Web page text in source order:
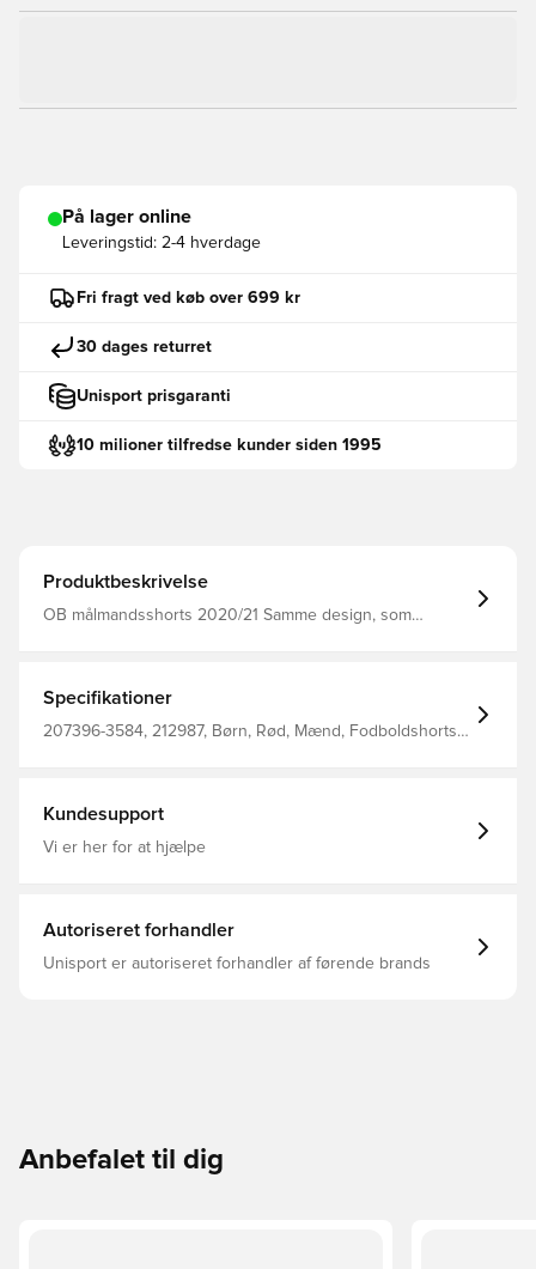
På lager online
Leveringstid: 2-4 hverdage
Fri fragt ved køb over 699 kr
30 dages returret
Unisport prisgaranti
10 milioner tilfredse kunder siden 1995
Produktbeskrivelse
OB målmandsshorts 2020/21 Samme design, som
Specifikationer
207396-3584, 212987, Børn, Rød, Mænd, Fodboldshorts,
Kundesupport
Vi er her for at hjælpe
Autoriseret forhandler
Unisport er autoriseret forhandler af førende brands
Anbefalet til dig